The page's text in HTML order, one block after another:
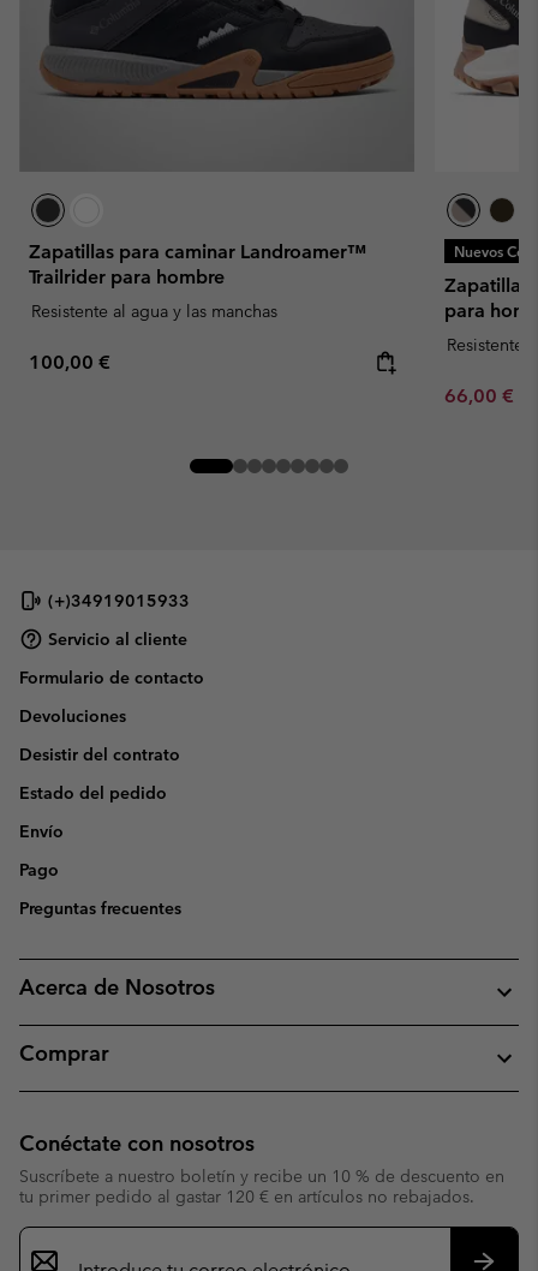
Zapatillas para caminar Landroamer™
Trailrider para hombre
Resistente al agua y las manchas
Regular price:
100,00 €
Nuevos
Zapatillas
para
Resistente
Minimum
66,00 €
(+)34919015933
Servicio al cliente
Formulario de contacto
Devoluciones
Desistir del contrato
Estado del pedido
Envío
Pago
Preguntas frecuentes
Acerca de Nosotros
Comprar
Conéctate con nosotros
Suscríbete a nuestro boletín y recibe un 10 % de descuento en
tu primer pedido al gastar 120 € en artículos no rebajados.
Suscripción
de